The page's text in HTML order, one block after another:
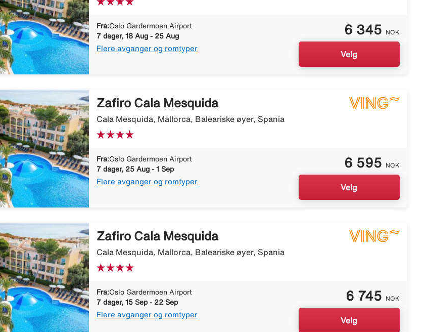
Fra:Oslo Gardermoen Airport
7 dager, 18 Aug - 25 Aug
Flere avganger og romtyper
6 345 NOK
Velg
Zafiro Cala Mesquida
Cala Mesquida, Mallorca, Baleariske øyer, Spania
Fra:Oslo Gardermoen Airport
7 dager, 25 Aug - 1 Sep
Flere avganger og romtyper
6 595 NOK
Velg
Zafiro Cala Mesquida
Cala Mesquida, Mallorca, Baleariske øyer, Spania
Fra:Oslo Gardermoen Airport
7 dager, 15 Sep - 22 Sep
Flere avganger og romtyper
6 745 NOK
Velg